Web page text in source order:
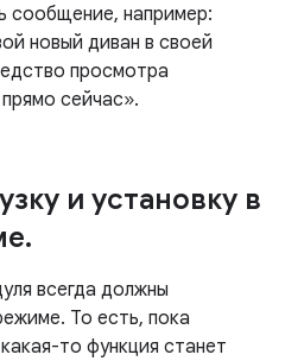
сообщение, например:
новый диван в своей
просмотра
сейчас».
и установку в
.
всегда должны
То есть, пока
то функция станет